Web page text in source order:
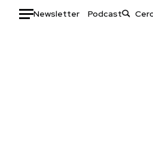
Newsletter Podcast